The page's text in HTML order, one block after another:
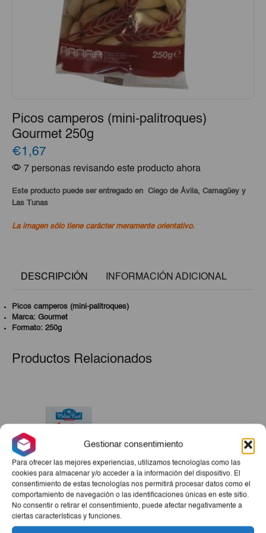
Gestionar consentimiento
Para ofrecer las mejores experiencias, utilizamos tecnologías como las
cookies para almacenar y/o acceder a la información del dispositivo. El
consentimiento de estas tecnologías nos permitirá procesar datos como el
comportamiento de navegación o las identificaciones únicas en este sitio.
No consentir o retirar el consentimiento, puede afectar negativamente a
ciertas características y funciones.
Picos camperos (mini-palitroques)
Gourmet 250g
€1,67
7 personas revisando este producto ahora
Este producto puede ser entregado en Ciego de Ávila, Camagüey y
Las Tunas
La imagen sólo tiene carácter meramente orientativo.
DESCRIPCIÓN INFORMACIÓN ADICIONAL
Picos camperos (mini-palitroques)
Marca: Gourmet
Formato: 250g
Productos Relacionados
Flan Con Caramelo Molino
Real 130g